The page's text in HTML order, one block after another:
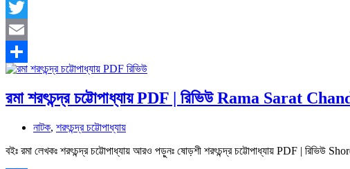
Facebook
Twitter
Email
Share
রমা শরৎচন্দ্র চট্টোপাধ্যায় PDF | রিভিউ Rama Sarat
নাটক, শরৎচন্দ্র চট্টোপাধ্যায়
বইঃ রমা লেখকঃ শরৎচন্দ্র চট্টোপাধ্যায় আরও পড়ুনঃ ষোড়শী শরৎচন্দ্র চট্টোপাধ্যায় PDF | রিভিউ